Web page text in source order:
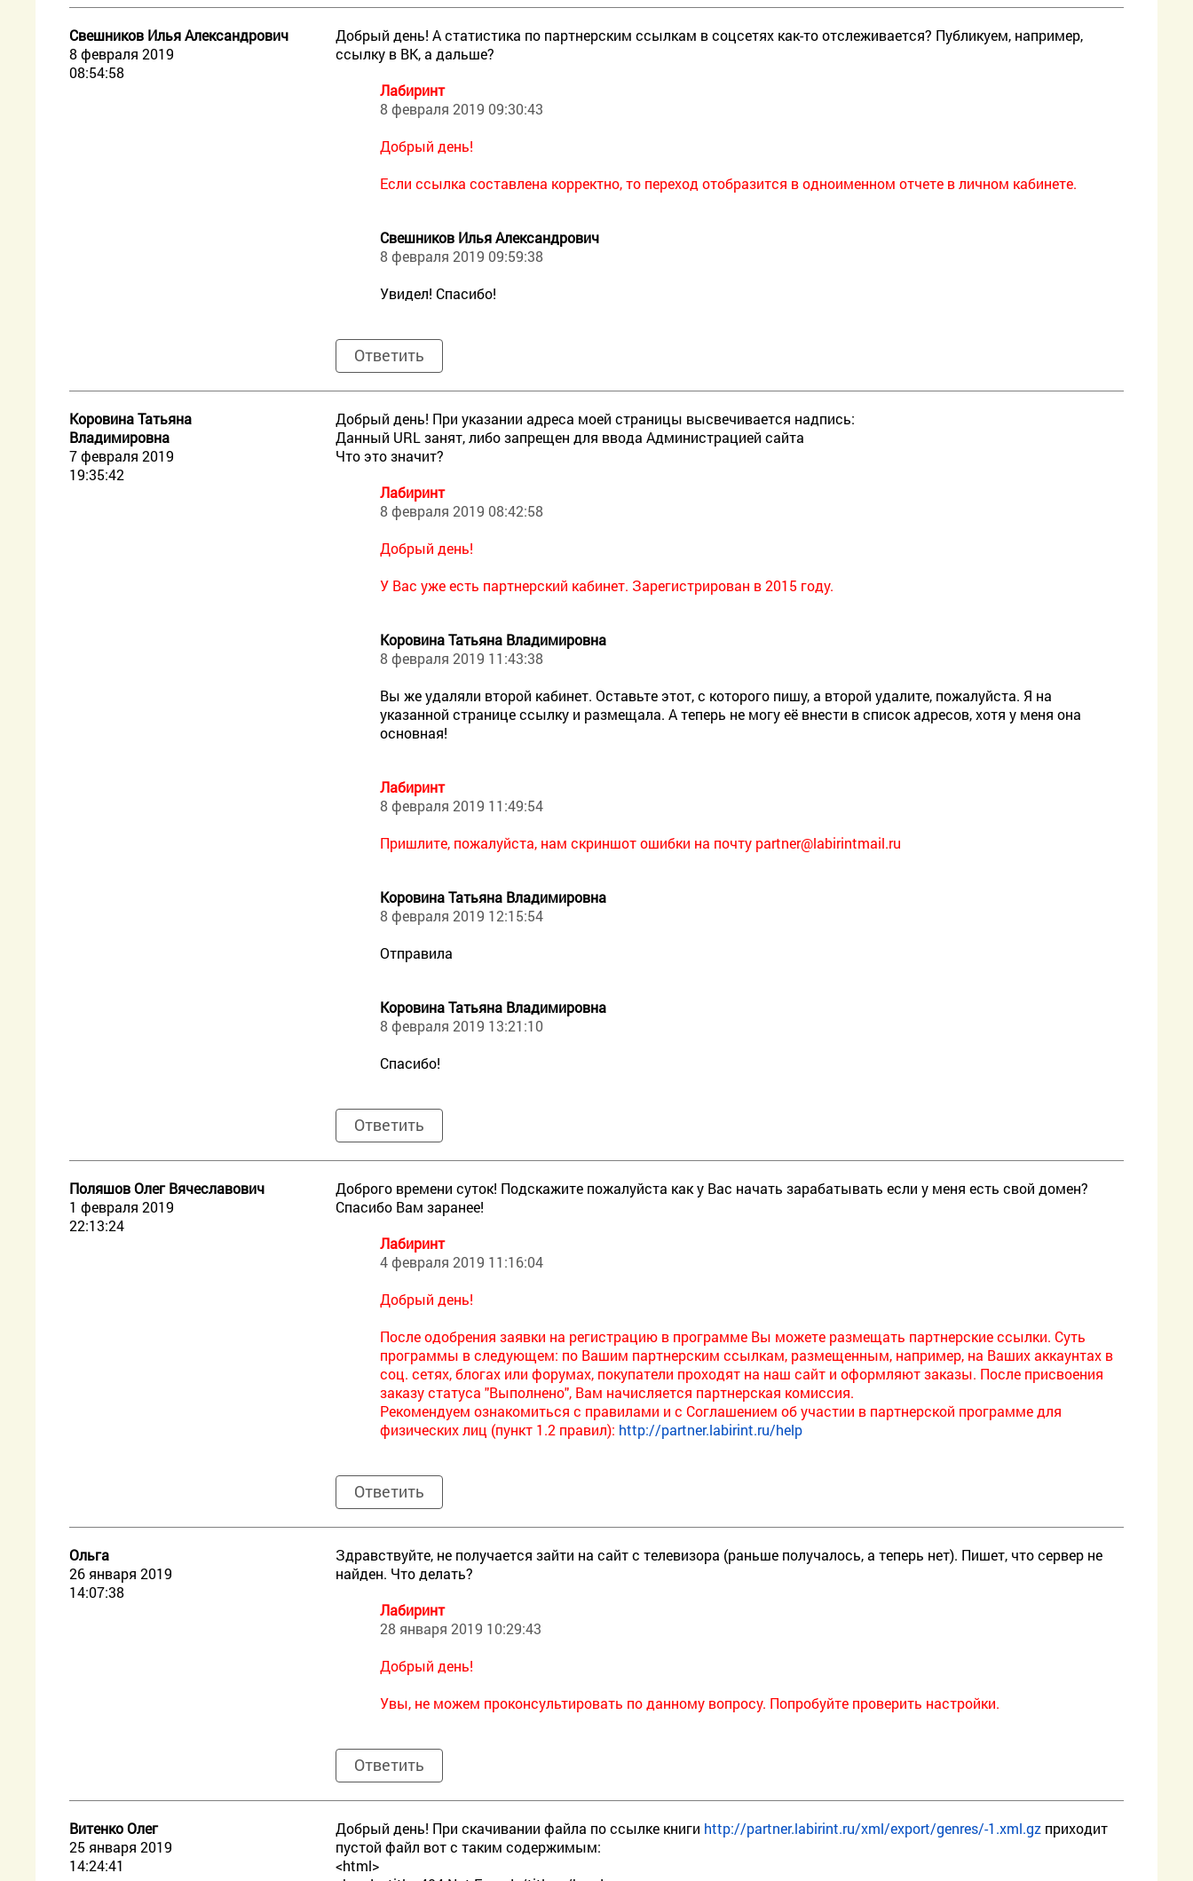
Свешников Илья Александрович
8 февраля 2019
08:54:58
Добрый день! А статистика по партнерским ссылкам в соцсетях как-то отслеживается? Публикуем, например,
ссылку в ВК, а дальше?
Лабиринт
8 февраля 2019 09:30:43
Добрый день!
Если ссылка составлена корректно, то переход отобразится в одноименном отчете в личном кабинете.
Свешников Илья Александрович
8 февраля 2019 09:59:38
Увидел! Спасибо!
Ответить
Коровина Татьяна
Владимировна
7 февраля 2019
19:35:42
Добрый день! При указании адреса моей страницы высвечивается надпись:
Данный URL занят, либо запрещен для ввода Администрацией сайта
Что это значит?
Лабиринт
8 февраля 2019 08:42:58
Добрый день!
У Вас уже есть партнерский кабинет. Зарегистрирован в 2015 году.
Коровина Татьяна Владимировна
8 февраля 2019 11:43:38
Вы же удаляли второй кабинет. Оставьте этот, с которого пишу, а второй удалите, пожалуйста. Я на
указанной странице ссылку и размещала. А теперь не могу её внести в список адресов, хотя у меня она
основная!
Лабиринт
8 февраля 2019 11:49:54
Пришлите, пожалуйста, нам скриншот ошибки на почту partner@labirintmail.ru
Коровина Татьяна Владимировна
8 февраля 2019 12:15:54
Отправила
Коровина Татьяна Владимировна
8 февраля 2019 13:21:10
Спасибо!
Ответить
Поляшов Олег Вячеславович
1 февраля 2019
22:13:24
Доброго времени суток! Подскажите пожалуйста как у Вас начать зарабатывать если у меня есть свой домен?
Спасибо Вам заранее!
Лабиринт
4 февраля 2019 11:16:04
Добрый день!
После одобрения заявки на регистрацию в программе Вы можете размещать партнерские ссылки. Суть
программы в следующем: по Вашим партнерским ссылкам, размещенным, например, на Ваших аккаунтах в
соц. сетях, блогах или форумах, покупатели проходят на наш сайт и оформляют заказы. После присвоения
заказу статуса "Выполнено", Вам начисляется партнерская комиссия.
Рекомендуем ознакомиться с правилами и с Соглашением об участии в партнерской программе для
физических лиц (пункт 1.2 правил): http://partner.labirint.ru/help
Ответить
Ольга
26 января 2019
14:07:38
Здравствуйте, не получается зайти на сайт с телевизора (раньше получалось, а теперь нет). Пишет, что сервер не
найден. Что делать?
Лабиринт
28 января 2019 10:29:43
Добрый день!
Увы, не можем проконсультировать по данному вопросу. Попробуйте проверить настройки.
Ответить
Витенко Олег
25 января 2019
14:24:41
Добрый день! При скачивании файла по ссылке книги http://partner.labirint.ru/xml/export/genres/-1.xml.gz приходит
пустой файл вот с таким содержимым:
<html>